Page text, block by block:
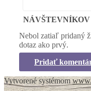
NÁVŠTEVNÍKOV
Nebol zatiaľ pridaný
dotaz ako prvý.
Pridať
Vytvorené systémom